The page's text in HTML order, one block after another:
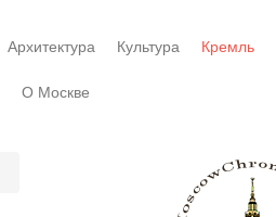
Архитектура Культура Кремль
О Москве